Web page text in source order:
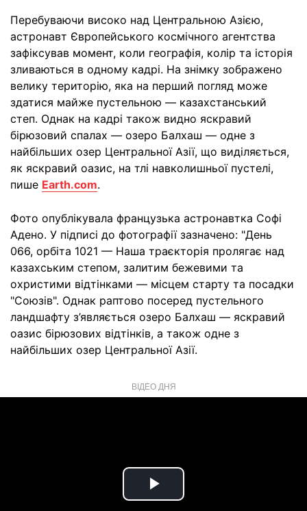
Перебуваючи високо над Центральною Азією,
астронавт Європейського космічного агентства
зафіксував момент, коли географія, колір та історія
зливаються в одному кадрі. На знімку зображено
велику територію, яка на перший погляд може
здатися майже пустельною — казахстанський
степ. Однак на кадрі також видно яскравий
бірюзовий спалах — озеро Балхаш — одне з
найбільших озер Центральної Азії, що виділяється,
як яскравий оазис, на тлі навколишньої пустелі,
пише Earth.com.
Фото опублікувала французька астронавтка Софі
Адено. У підписі до фотографії зазначено: "День
066, орбіта 1021 — Наша траєкторія пролягає над
казахським степом, залитим бежевими та
охристими відтінками — місцем старту та посадки
"Союзів". Однак раптово посеред пустельного
ландшафту з’являється озеро Балхаш — яскравий
оазис бірюзових відтінків, а також одне з
найбільших озер Центральної Азії.
ВІДЕО ДНЯ
Play